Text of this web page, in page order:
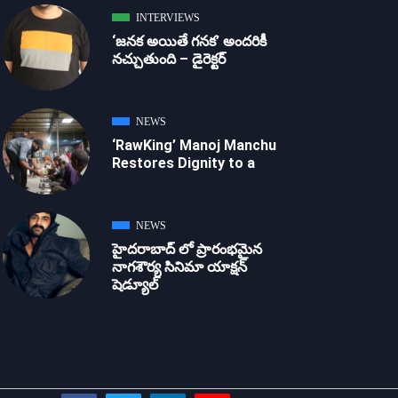
INTERVIEWS
‘జ‌న‌క అయితే గ‌న‌క‌’ అందరికీ
నచ్చుతుంది – డైరెక్ట‌ర్
NEWS
‘RawKing’ Manoj Manchu
Restores Dignity to a
NEWS
హైదరాబాద్ లో ప్రారంభమైన
నాగశౌర్య సినిమా యాక్షన్
షెడ్యూల్